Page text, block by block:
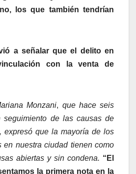
los que también tendrían
a señalar que el delito en
con la venta de
Monzani, que hace seis
seguimiento de las causas de
expresó que la mayoría de los
en nuestra ciudad tienen como
abiertas y sin condena. “El
la primera nota en la